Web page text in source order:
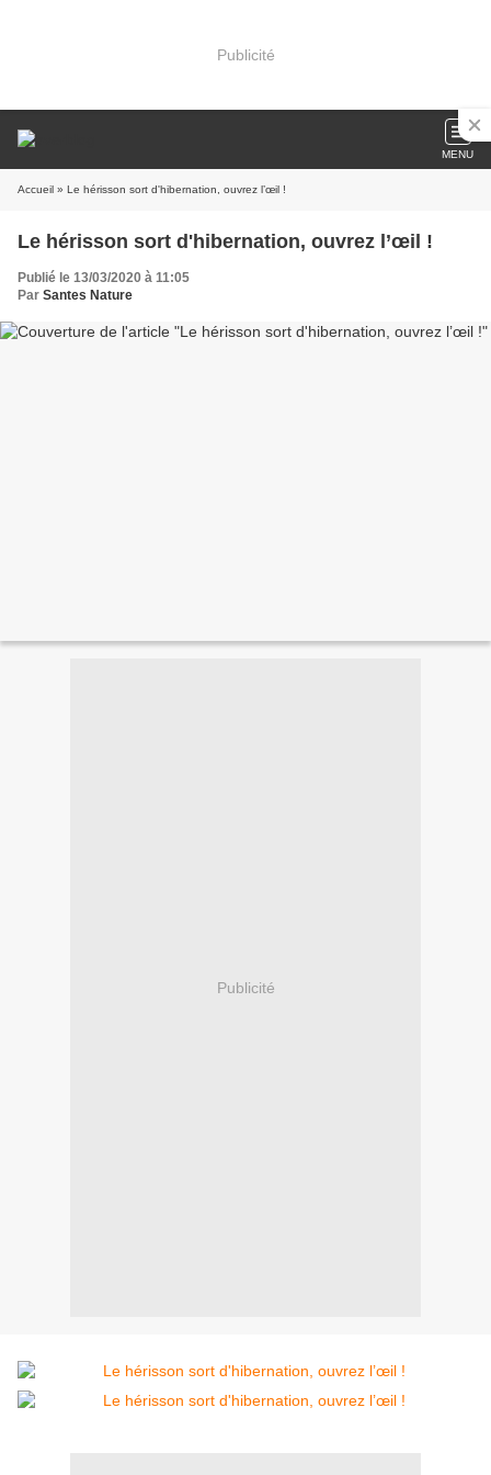
Publicité
MENU
Accueil » Le hérisson sort d'hibernation, ouvrez l’œil !
Le hérisson sort d'hibernation, ouvrez l’œil !
Publié le 13/03/2020 à 11:05
Par Santes Nature
Publicité